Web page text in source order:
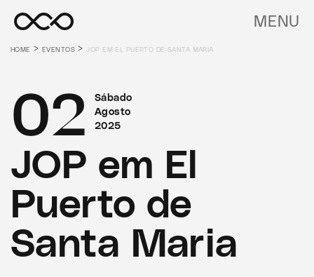
MENU
HOME >EVENTOS >JOP EM EL PUERTO DE SANTA MARIA
Sábado
Agosto
2025
02
JOP em El
Puerto de
Santa Maria